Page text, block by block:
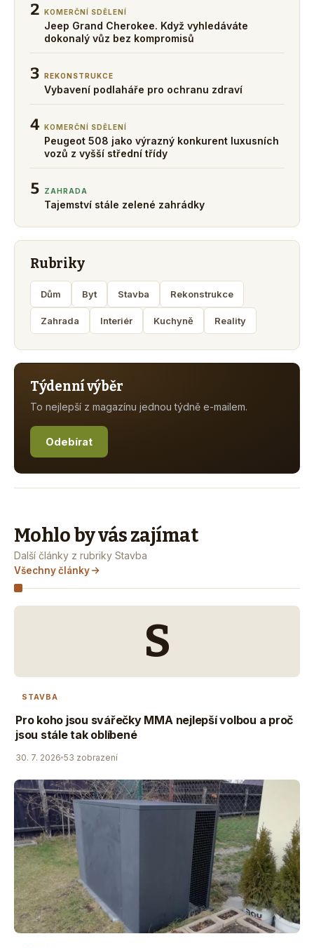
2 KOMERČNÍ SDĚLENÍ
Jeep Grand Cherokee. Když vyhledáváte
dokonalý vůz bez kompromisů
3 REKONSTRUKCE
Vybavení podlaháře pro ochranu zdraví
4 KOMERČNÍ SDĚLENÍ
Peugeot 508 jako výrazný konkurent luxusních
vozů z vyšší střední třídy
5 ZAHRADA
Tajemství stále zelené zahrádky
Rubriky
Dům Byt Stavba Rekonstrukce
Zahrada Interiér Kuchyně Reality
Týdenní výběr
To nejlepší z magazínu jednou týdně e-mailem.
Odebírat
Mohlo by vás zajímat
Další články z rubriky Stavba
Všechny články
S
STAVBA
Pro koho jsou svářečky MMA nejlepší volbou a proč
jsou stále tak oblíbené
30. 7. 2026 53 zobrazení